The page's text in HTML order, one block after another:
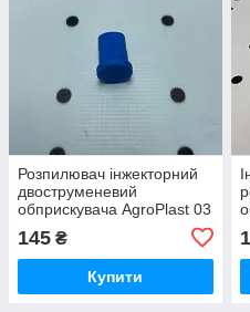
Розпилювач інжекторний
двоструменевий
обприскувача AgroPlast 03
145 ₴
Купити